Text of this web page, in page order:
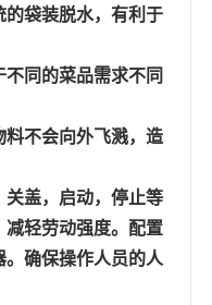
袋装脱水，有利于
同的菜品需求不同
不会向外飞溅，造
盖，启动，停止等
轻劳动强度。配置
确保操作人员的人